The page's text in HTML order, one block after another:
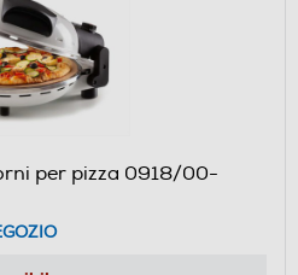
per pizza 0918/00-